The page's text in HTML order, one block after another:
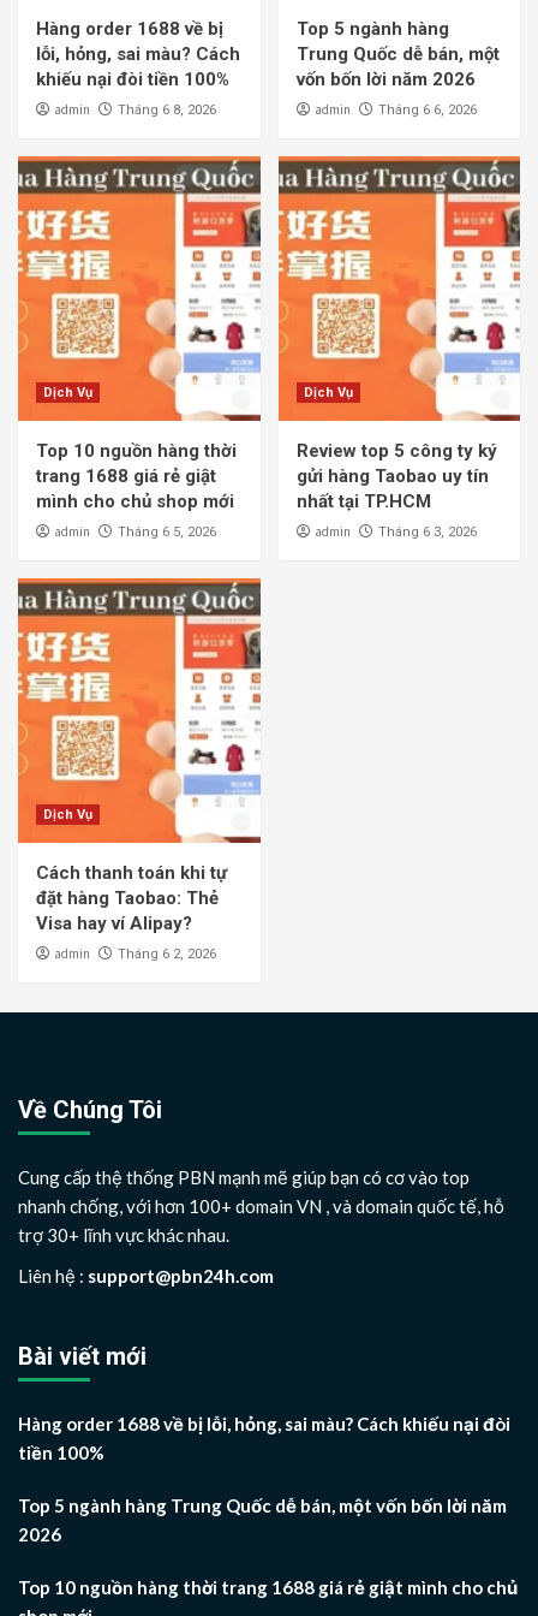
Hàng order 1688 về bị
lỗi, hỏng, sai màu? Cách
khiếu nại đòi tiền 100%
admin Tháng 6 8, 2026
Top 5 ngành hàng
Trung Quốc dễ bán, một
vốn bốn lời năm 2026
admin Tháng 6 6, 2026
Dịch Vụ
Top 10 nguồn hàng thời
trang 1688 giá rẻ giật
mình cho chủ shop mới
admin Tháng 6 5, 2026
Dịch Vụ
Review top 5 công ty ký
gửi hàng Taobao uy tín
nhất tại TP.HCM
admin Tháng 6 3, 2026
Dịch Vụ
Cách thanh toán khi tự
đặt hàng Taobao: Thẻ
Visa hay ví Alipay?
admin Tháng 6 2, 2026
Về Chúng Tôi
Cung cấp thệ thống PBN mạnh mẽ giúp bạn có cơ vào top
nhanh chống, với hơn 100+ domain VN , và domain quốc tế, hỗ
trợ 30+ lĩnh vực khác nhau.
Liên hệ : support@pbn24h.com
Bài viết mới
Hàng order 1688 về bị lỗi, hỏng, sai màu? Cách khiếu nại đòi
tiền 100%
Top 5 ngành hàng Trung Quốc dễ bán, một vốn bốn lời năm
2026
Top 10 nguồn hàng thời trang 1688 giá rẻ giật mình cho chủ